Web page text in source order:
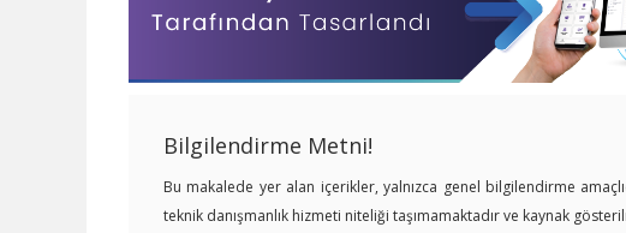
Bilgilendirme Metni!
Bu makalede yer alan içerikler, yalnızca genel bilgilendirme
teknik danışmanlık hizmeti niteliği taşımamaktadır ve kaynak